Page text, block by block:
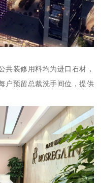
共装修用料均为进口石材，
户预留总裁洗手间位，提供